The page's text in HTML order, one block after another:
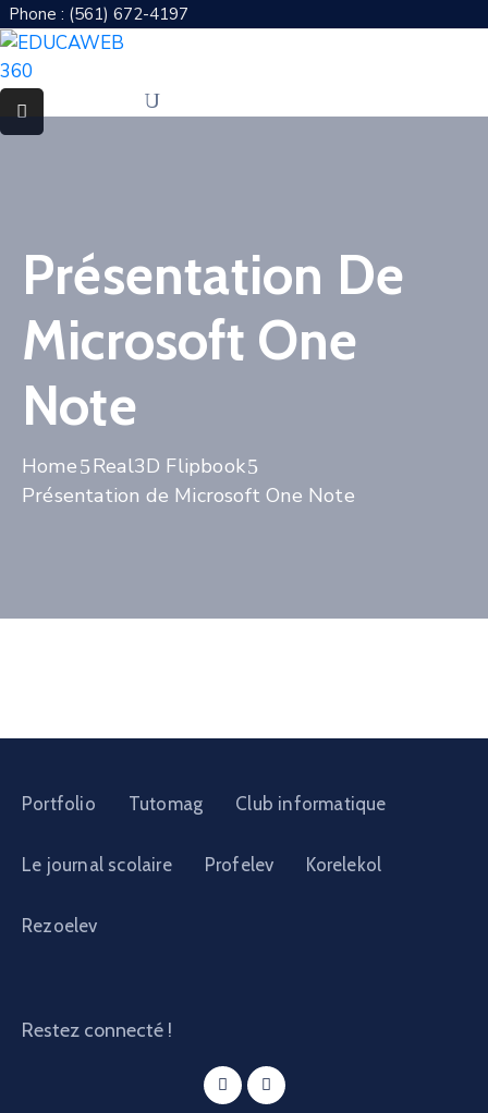
Phone : (561) 672-4197
Accueil
Pages
FAQ
Présentation De
Microsoft One
Note
Home
Real3D Flipbook
Présentation de Microsoft One Note
Portfolio Tutomag Club informatique
Le journal scolaire Profelev Korelekol
Rezoelev
Restez connecté !